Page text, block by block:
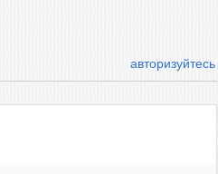
авторизуйтесь